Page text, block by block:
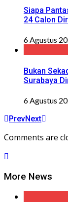
Siapa
24 Calon
6 Agustus
Bukan
Surabaya
6 Agustus
PrevNext
Comments are
More News